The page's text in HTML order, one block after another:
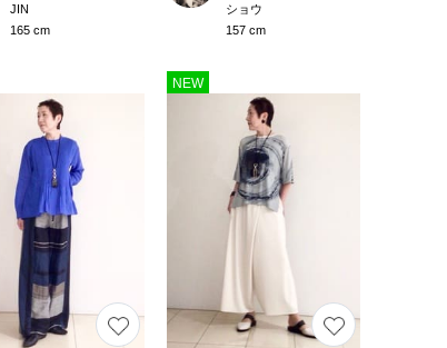
JIN
165 cm
ショウ
157 cm
NEW